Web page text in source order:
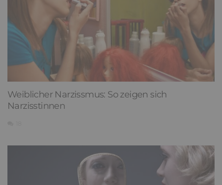
Weiblicher Narzissmus: So zeigen sich
Narzisstinnen